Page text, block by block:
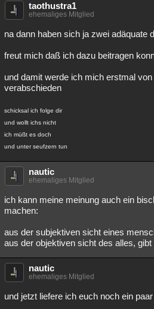
taothustra1
ehemaliges Mitglied
na dann haben sich ja zwei adäquate
freut mich daß ich dazu beitragen
und damit werde ich mich erstmal
verabschieden
schicksal ich folge dir
und wollt ichs nicht
ich müßt es doch
und unter seufzern tun
nautic
ehemaliges Mitglied
ich kann meine meinung auch ein
machen:
aus der subjektiven sicht eines
aus der objektiven sicht des alles,
nautic
ehemaliges Mitglied
und jetzt liefere ich euch noch ein